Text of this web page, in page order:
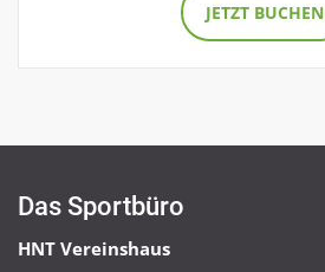
JETZT BUCHEN
Das Sportbüro
HNT Vereinshaus